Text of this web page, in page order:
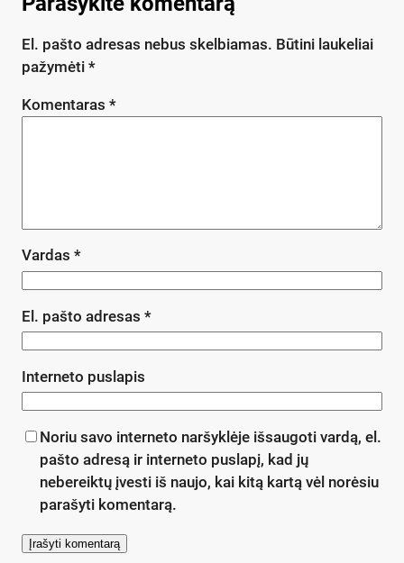
El. pašto adresas nebus skelbiamas. Būtini laukeliai
pažymėti *
Komentaras *
Vardas *
El. pašto adresas *
Interneto puslapis
Noriu savo interneto naršyklėje išsaugoti vardą, el.
pašto adresą ir interneto puslapį, kad jų
nebereiktų įvesti iš naujo, kai kitą kartą vėl norėsiu
parašyti komentarą.